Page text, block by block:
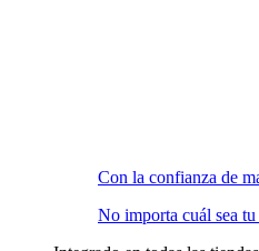
Con la confianza de
No importa cuál sea